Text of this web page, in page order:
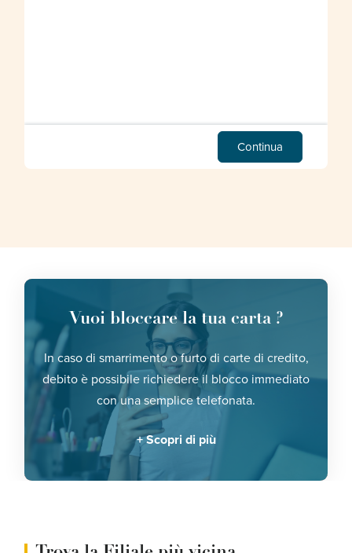
Continua
Vuoi bloccare la tua carta ?
In caso di smarrimento o furto di carte di credito,
debito è possibile richiedere il blocco immediato
con una semplice telefonata.
Scopri di più